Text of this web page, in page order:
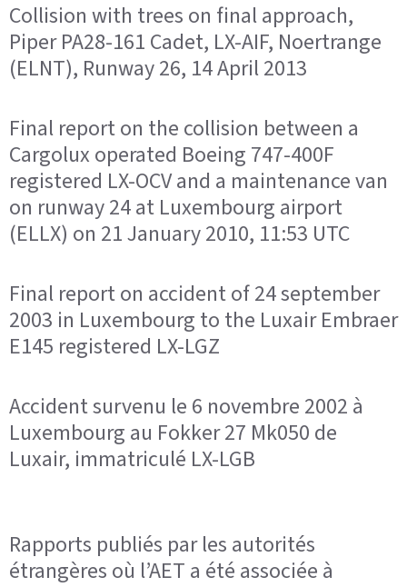
Collision with trees on final approach,
Piper PA28-161 Cadet, LX-AIF, Noertrange
(ELNT), Runway 26, 14 April 2013
Final report on the collision between a
Cargolux operated Boeing 747-400F
registered LX-OCV and a maintenance van
on runway 24 at Luxembourg airport
(ELLX) on 21 January 2010, 11:53 UTC
Final report on accident of 24 september
2003 in Luxembourg to the Luxair Embraer
E145 registered LX-LGZ
Accident survenu le 6 novembre 2002 à
Luxembourg au Fokker 27 Mk050 de
Luxair, immatriculé LX-LGB
Rapports publiés par les autorités
étrangères où l’AET a été associée à